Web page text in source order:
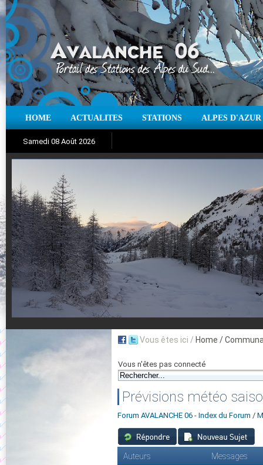
HOME ACTUALITES STATIONS ALPES D'AZUR
Samedi 08 Août 2026
Aujourd'hui : T° Min :°CT° Max :°C |
Suivez en direct l'actualité des stations
Vous êtes ici / Home /
Vous n'êtes pas connecté
Prévisions météo
Forum AVALANCHE 06 - Index du Forum /
Auteurs Messages